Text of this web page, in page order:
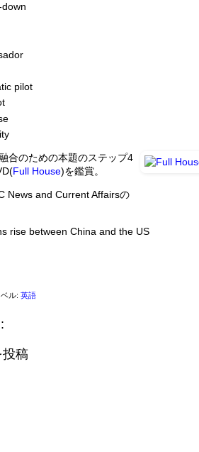
pilot
合のための本題のステップ4
Full House)を鑑賞。
News and Current Affairsの
rise between China and the US
ベル:英語
投稿